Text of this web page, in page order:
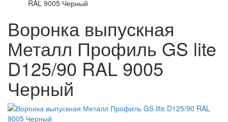
RAL 9005 Черный
Воронка выпускная
Металл Профиль GS lite
D125/90 RAL 9005
Черный